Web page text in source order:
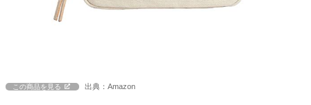
この商品を見る 出典：Amazon